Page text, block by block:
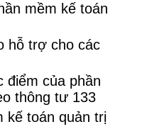
mềm kế toán
hỗ trợ cho các
điểm của phần
thông tư 133
kế toán quản trị